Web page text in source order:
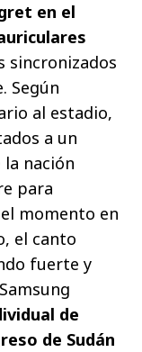
en el
sincronizados
Según
al estadio,
a un
la nación
para
momento en
el canto
fuerte y
de
de Sudán